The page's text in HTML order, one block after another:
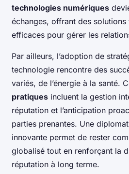
technologies numériques
échanges, offrant des solutions
efficaces pour gérer les
Par ailleurs, l’adoption de
technologie rencontre des
variés, de l’énergie à la santé.
pratiques incluent la gestion
réputation et l’anticipation
parties prenantes. Une
innovante permet de rester
globalisé tout en renforçant la
réputation à long terme.